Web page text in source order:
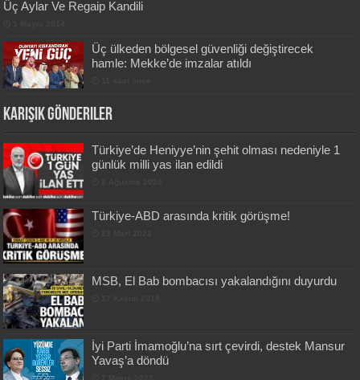
Üç Aylar Ve Regaip Kandili
Üç ülkeden bölgesel güvenliği değiştirecek
hamle: Mekke’de imzalar atıldı
Karışık Gönderiler
Türkiye’de Heniyye’nin şehit olması nedeniyle 1
günlük milli yas ilan edildi
Türkiye-ABD arasında kritik görüşme!
MSB, El Bab bombacısı yakalandığını duyurdu
İyi Parti İmamoğlu’na sırt çevirdi, destek Mansur
Yavaş’a döndü